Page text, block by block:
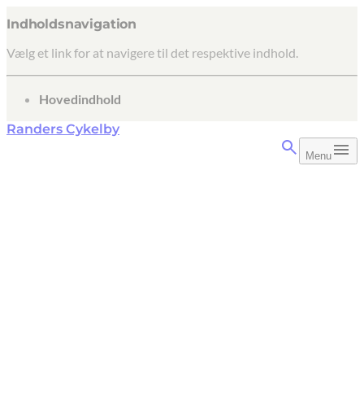
Indholdsnavigation
Vælg et link for at navigere til det respektive indhold.
gå til
Hovedindhold
Randers Cykelby
Menu